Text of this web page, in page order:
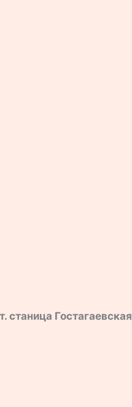
станица Гостагаевская